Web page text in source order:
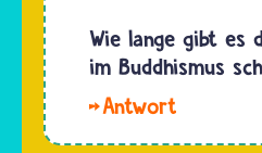
auch
keine
Fragen
Buddhisten
waschen
Vesakh
mit
Wie lange gibt es
im Buddhismus